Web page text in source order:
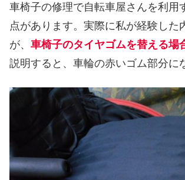
車椅子の修理で自転車屋さんを利用
点があります。実際に私が経験した
が、 車椅子のタイヤゴムを替える場
説明すると、車輪の赤いゴム部分に